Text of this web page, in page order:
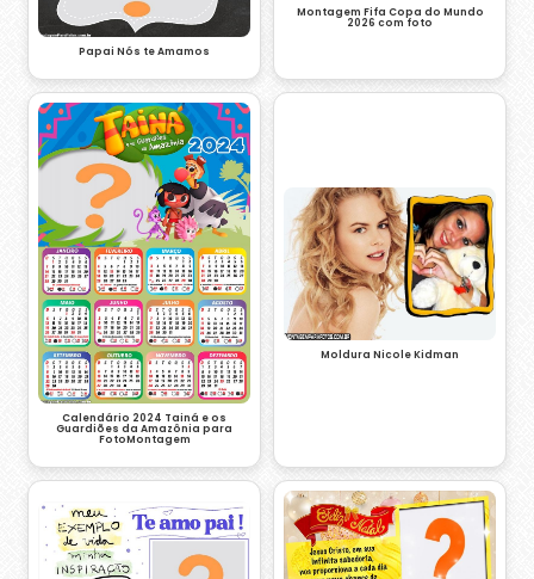
Papai Nós te Amamos
Montagem Fifa Copa do Mundo
2026 com foto
Calendário 2024 Tainá e os
Guardiões da Amazônia para
FotoMontagem
Moldura Nicole Kidman